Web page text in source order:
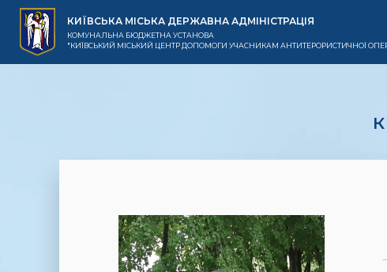
КИЇВСЬКА МІСЬКА ДЕРЖАВНА АДМІНІСТРАЦІЯ
КОМУНАЛЬНА БЮДЖЕТНА УСТАНОВА
"КИЇВСЬКИЙ МІСЬКИЙ ЦЕНТР ДОПОМОГИ УЧАСНИКАМ АНТИТЕРОРИСТИЧНОЇ